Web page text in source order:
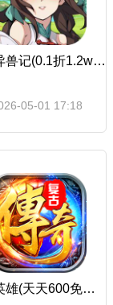
九州异兽记(0.1折1.2w免费版)
05-01 17:18
顽石英雄(天天600免费版)